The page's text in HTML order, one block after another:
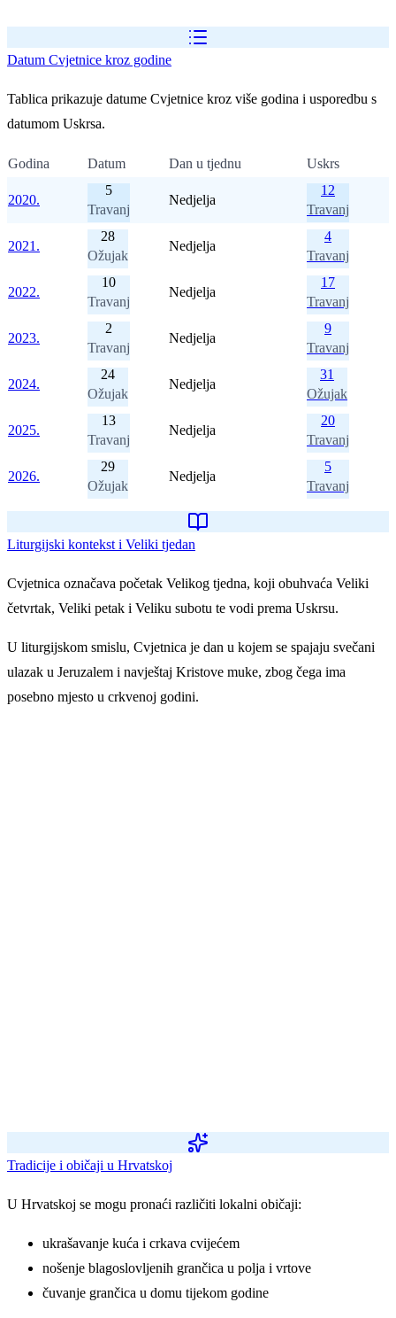
Datum Cvjetnice kroz godine
Tablica prikazuje datume Cvjetnice kroz više godina i usporedbu s
datumom Uskrsa.
Godina Datum Dan u tjednu Uskrs
2020.
5
Travanj
Nedjelja
12
Travanj
2021.
28
Ožujak
Nedjelja
4
Travanj
2022.
10
Travanj
Nedjelja
17
Travanj
2023.
2
Travanj
Nedjelja
9
Travanj
2024.
24
Ožujak
Nedjelja
31
Ožujak
2025.
13
Travanj
Nedjelja
20
Travanj
2026.
29
Ožujak
Nedjelja
5
Travanj
Liturgijski kontekst i Veliki tjedan
Cvjetnica označava početak Velikog tjedna, koji obuhvaća Veliki
četvrtak, Veliki petak i Veliku subotu te vodi prema Uskrsu.
U liturgijskom smislu, Cvjetnica je dan u kojem se spajaju svečani
ulazak u Jeruzalem i navještaj Kristove muke, zbog čega ima
posebno mjesto u crkvenoj godini.
Tradicije i običaji u Hrvatskoj
U Hrvatskoj se mogu pronaći različiti lokalni običaji:
ukrašavanje kuća i crkava cvijećem
nošenje blagoslovljenih grančica u polja i vrtove
čuvanje grančica u domu tijekom godine